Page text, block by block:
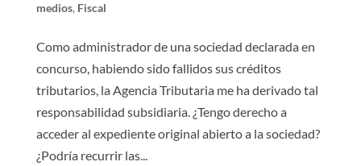
medios, Fiscal
Como administrador de una sociedad declarada en
concurso, habiendo sido fallidos sus créditos
tributarios, la Agencia Tributaria me ha derivado tal
responsabilidad subsidiaria. ¿Tengo derecho a
acceder al expediente original abierto a la sociedad?
¿Podría recurrir las...